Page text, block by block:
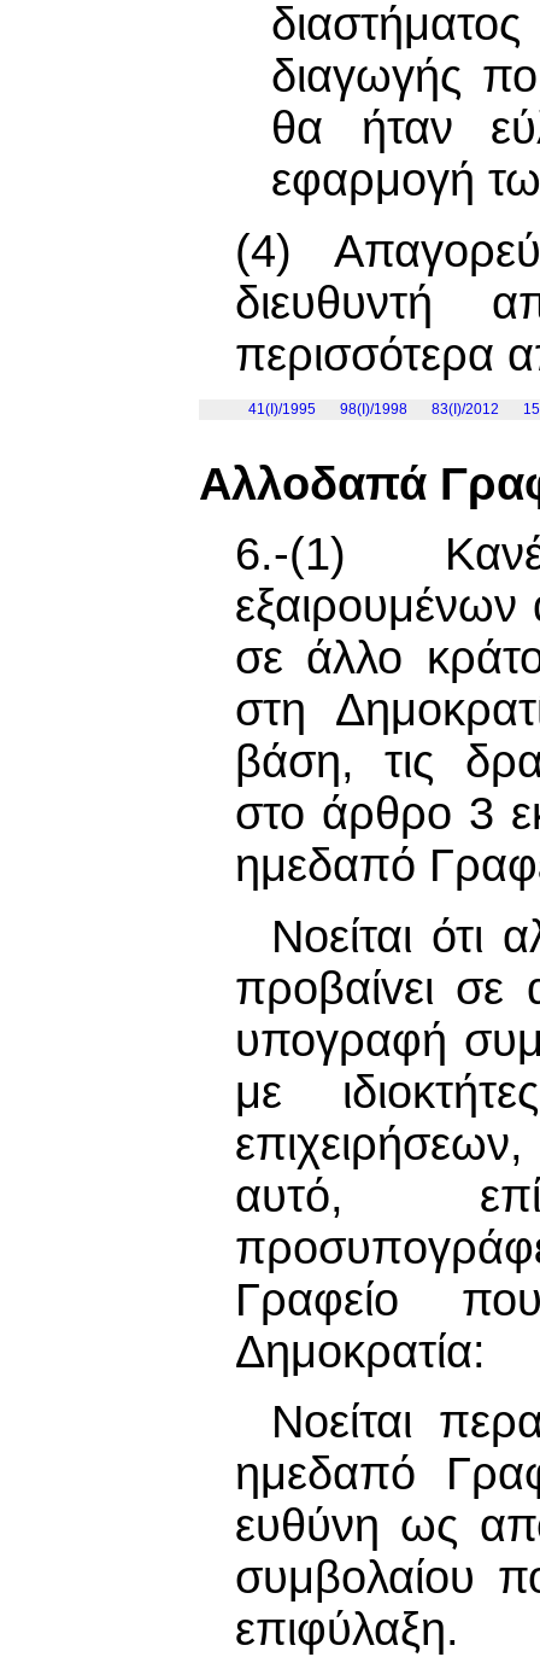
διαγωγής
θα ήταν
εφαρμογή
(4)
διευθυντή
περισσότερα
41(I)/1995 98(I)/1998 83(I)/2012
Αλλοδαπά
6.-(1)
εξαιρουμένων
σε άλλο
στη
βάση, τις
στο άρθρο 3
ημεδαπό
Νοείται ότι
πρoβαίvει σε
υπογραφή
με
αυτό,
Γραφείο
Δημοκρατία:
Νοείται
ημεδαπό
ευθύνη ως
συμβoλαίoυ
επιφύλαξη.